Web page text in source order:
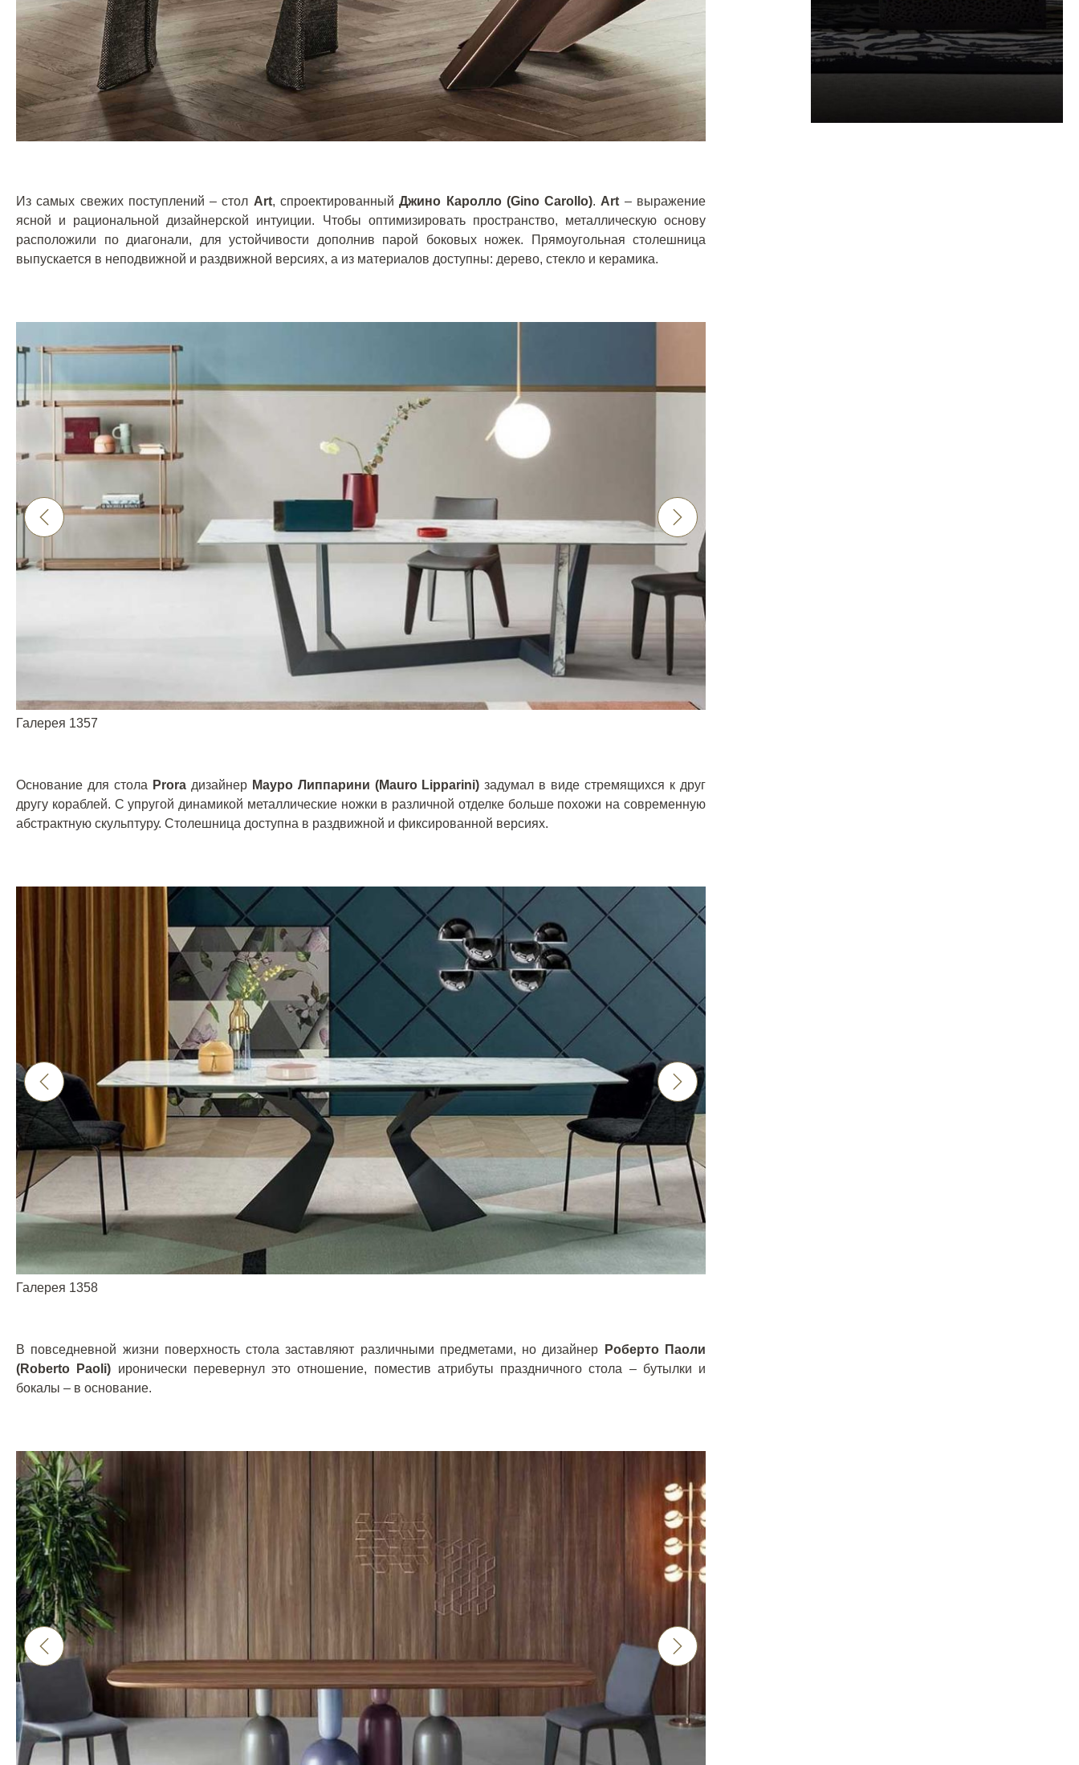
Из самых свежих поступлений – стол Art, спроектированныйДжино Каролло (Gino Carollo). Art – выражение
ясной и рациональной дизайнерской интуиции. Чтобы оптимизировать пространство, металлическую основу
расположили по диагонали, для устойчивости дополнив парой боковых ножек. Прямоугольная столешница
выпускается в неподвижной и раздвижной версиях, а из материалов доступны: дерево, стекло и керамика.
Галерея 1357
Основание для стола Proraдизайнер Мауро Липпарини (Mauro Lipparini) задумал в виде стремящихся к друг
другу кораблей. С упругой динамикой металлические ножки в различной отделке больше похожи на современную
абстрактную скульптуру. Столешница доступна в раздвижной и фиксированной версиях.
Галерея 1358
В повседневной жизни поверхность стола заставляют различными предметами, но дизайнер
Роберто Паоли
(Roberto Paoli) иронически перевернул это отношение, поместив атрибуты праздничного стола – бутылки и
бокалы – в основание.